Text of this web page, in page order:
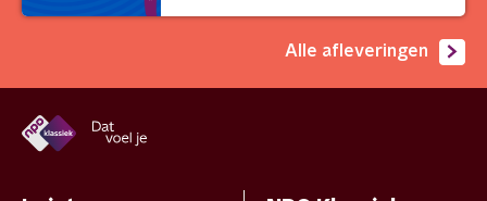
Alle afleveringen